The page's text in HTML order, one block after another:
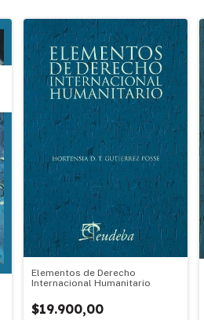
Elementos de Derecho
Internacional Humanitario
$19.900,00